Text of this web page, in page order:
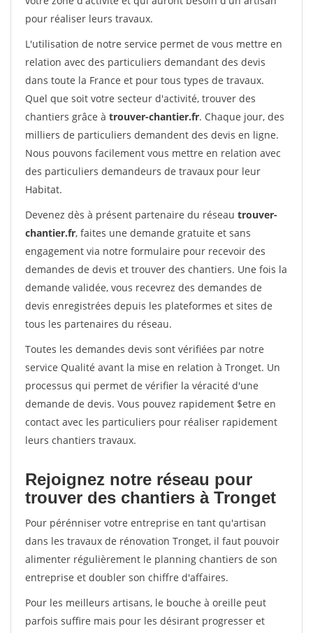
pour réaliser leurs travaux.
L'utilisation de notre service permet de vous mettre en
relation avec des particuliers demandant des devis
dans toute la France et pour tous types de travaux.
Quel que soit votre secteur d'activité, trouver des
chantiers grâce à trouver-chantier.fr. Chaque jour, des
milliers de particuliers demandent des devis en ligne.
Nous pouvons facilement vous mettre en relation avec
des particuliers demandeurs de travaux pour leur
Habitat.
Devenez dès à présent partenaire du réseau trouver-
chantier.fr, faites une demande gratuite et sans
engagement via notre formulaire pour recevoir des
demandes de devis et trouver des chantiers. Une fois la
demande validée, vous recevrez des demandes de
devis enregistrées depuis les plateformes et sites de
tous les partenaires du réseau.
Toutes les demandes devis sont vérifiées par notre
service Qualité avant la mise en relation à Tronget. Un
processus qui permet de vérifier la véracité d'une
demande de devis. Vous pouvez rapidement $etre en
contact avec les particuliers pour réaliser rapidement
leurs chantiers travaux.
Rejoignez notre réseau pour
trouver des chantiers à Tronget
Pour pérénniser votre entreprise en tant qu'artisan
dans les travaux de rénovation Tronget, il faut pouvoir
alimenter régulièrement le planning chantiers de son
entreprise et doubler son chiffre d'affaires.
Pour les meilleurs artisans, le bouche à oreille peut
parfois suffire mais pour les désirant progresser et